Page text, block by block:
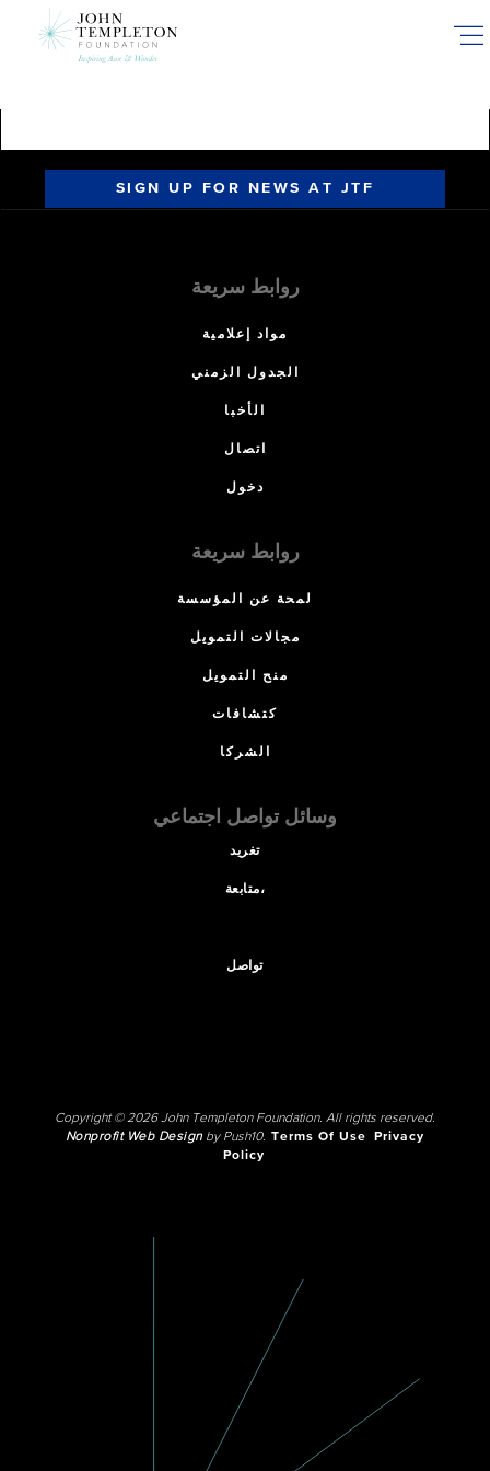
SIGN UP FOR NEWS AT JTF
روابط سريعة
مواد إعلامية
الجدول الزمني
الأخبا
اتصال
دخول
روابط سريعة
لمحة عن المؤسسة
مجالات التمويل
منح التمويل
كتشافات
الشركا
وسائل تواصل اجتماعي
تغريد
متابعة،
تواصل
Copyright © 2026 John Templeton Foundation. All rights reserved.
Nonprofit Web Designby Push10. Terms Of Use
Privacy
Policy